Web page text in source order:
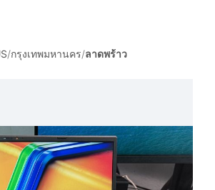
/กรุงเทพมหานคร/ลาดพร้าว